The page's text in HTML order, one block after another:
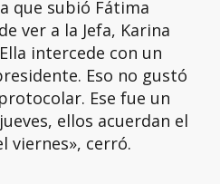
que subió Fátima
ver a la Jefa, Karina
intercede con un
Eso no gustó
Ese fue un
ellos acuerdan el
viernes», cerró.